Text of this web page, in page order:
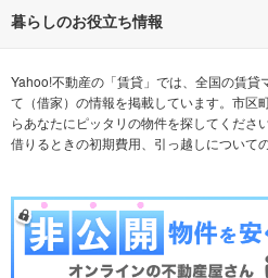
通勤時間から探す
不動産会社から探す
テーマから探す
不動産・住宅
新築マンション
新築一戸建て
注文住宅
売却査定
暮らしのお役立ち情報
マンションカタログ
Yahoo!不動産の「賃貸」では、全国の賃
て（借家）の情報を掲載しています。市区
らあなたにピッタリの物件を探してくださ
借りるときの初期費用、引っ越しについて